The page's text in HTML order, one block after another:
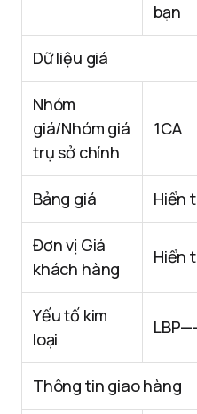
bạn
Dữ liệu giá
Nhóm
giá/Nhóm giá
trụ sở chính
1CA
Bảng giá Hiển
Đơn vị Giá
khách hàng
Hiển
Yếu tố kim
loại
Thông tin giao hàng